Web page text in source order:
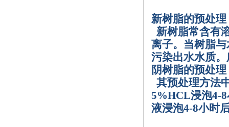
新树脂的预处理
新树脂常含有
离子。当树脂
污染出水水质
阴树脂的预处理
其预处理方法
5%HCL浸泡4-8
液浸泡4-8小时